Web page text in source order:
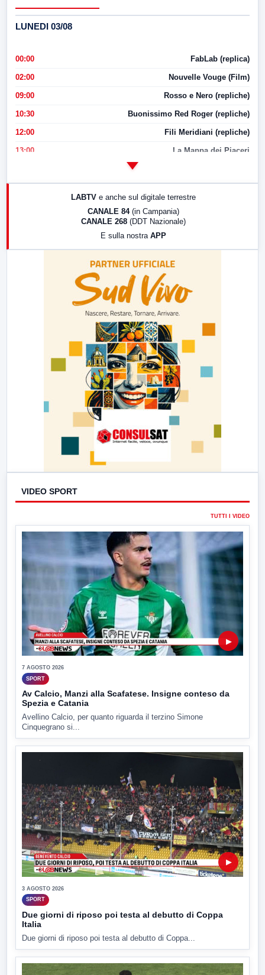
LUNEDI 03/08
00:00 FabLab (replica)
02:00 Nouvelle Vouge (Film)
09:00 Rosso e Nero (repliche)
10:30 Buonissimo Red Roger (repliche)
12:00 Fili Meridiani (repliche)
13:00 La Mappa dei Piaceri
LABTV e anche sul digitale terrestre
CANALE 84 (in Campania)
CANALE 268 (DDT Nazionale)
E sulla nostra APP
VIDEO SPORT
TUTTI I VIDEO
▶
7 AGOSTO 2026
SPORT
Av Calcio, Manzi alla Scafatese. Insigne conteso da
Spezia e Catania
Avellino Calcio, per quanto riguarda il terzino Simone
Cinquegrano si...
▶
3 AGOSTO 2026
SPORT
Due giorni di riposo poi testa al debutto di Coppa
Italia
Due giorni di riposo poi testa al debutto di Coppa...